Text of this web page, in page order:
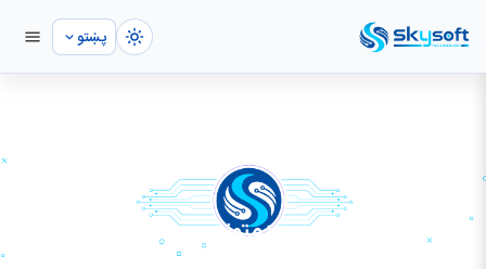
پښتو
د ویب‌سایټ بیا ډیزاین خدمتونه